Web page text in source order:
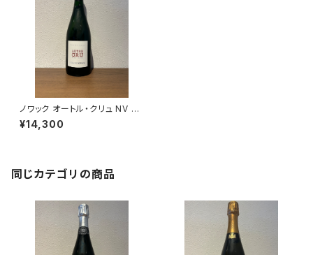
ノワック オートル・クリュ NV シ
ャンパーニュ 750ml
¥14,300
同じカテゴリの商品